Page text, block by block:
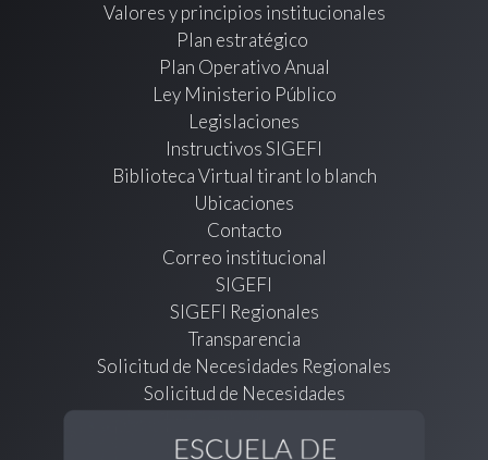
Valores y principios institucionales
Plan estratégico
Plan Operativo Anual
Ley Ministerio Público
Legislaciones
Instructivos SIGEFI
Biblioteca Virtual tirant lo blanch
Ubicaciones
Contacto
Correo institucional
SIGEFI
SIGEFI Regionales
Transparencia
Solicitud de Necesidades Regionales
Solicitud de Necesidades